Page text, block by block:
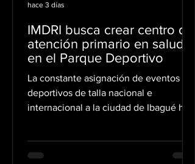
IMDRI busca crear centro de
atención primario en salud
en el Parque Deportivo
La constante asignación de eventos
deportivos de talla nacional e
internacional a la ciudad de Ibagué ha
atención primaria en salud, que en los
hace 3 días